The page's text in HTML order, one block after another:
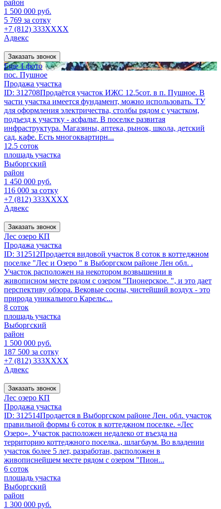
район
1 500 000 руб.
5 769 за сотку
+7 (812) 333XXXX
Адвекс
Заказать звонок
Еще 1 фото
пос. Пушное
Продажа участка
ID: 312708Продаётся участок ИЖС 12.5сот. в п. Пушное. В
части участка имеется фундамент, можно использовать. ТУ
для оформления электричества, столбы рядом с участком,
подъезд к участку - асфальт. В поселке развитая
инфраструктура. Магазины, аптека, рынок, школа, детский
сад, кафе. Есть многоквартирн...
12.5 соток
площадь участка
Выборгский
район
1 450 000 руб.
116 000 за сотку
+7 (812) 333XXXX
Адвекс
Заказать звонок
Лес озеро КП
Продажа участка
ID: 312512Продается видовой участок 8 соток в коттеджном
поселке "Лес и Озеро " в Выборгском районе Лен обл. .
Участок расположен на некотором возвышении в
живописном месте рядом с озером "Пионерское. ", и это дает
перспективу обзора. Вековые сосны, чистейший воздух - это
природа уникального Карельс...
8 соток
площадь участка
Выборгский
район
1 500 000 руб.
187 500 за сотку
+7 (812) 333XXXX
Адвекс
Заказать звонок
Лес озеро КП
Продажа участка
ID: 312514Продается в Выборгском районе Лен. обл. участок
правильной формы 6 соток в коттеджном поселке. «Лес
Озеро». Участок расположен недалеко от въезда на
территорию коттеджного поселка., шлагбаум. Во владении
участок более 5 лет, разработан, расположен в
живописнейшем месте рядом с озером "Пион...
6 соток
площадь участка
Выборгский
район
1 300 000 руб.